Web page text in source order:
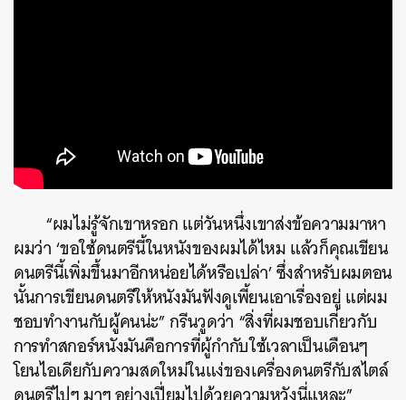
“ผมไม่รู้จักเขาหรอก แต่วันหนึ่งเขาส่งข้อความมาหา
ผมว่า ‘ขอใช้ดนตรีนี้ในหนังของผมได้ไหม แล้วก็คุณเขียน
ดนตรีนี้เพิ่มขึ้นมาอีกหน่อยได้หรือเปล่า’ ซึ่งสำหรับผมตอน
นั้นการเขียนดนตรีให้หนังมันฟังดูเพี้ยนเอาเรื่องอยู่ แต่ผม
ชอบทำงานกับผู้คนน่ะ” กรีนวูดว่า “สิ่งที่ผมชอบเกี่ยวกับ
การทำสกอร์หนังมันคือการที่ผู้กำกับใช้เวลาเป็นเดือนๆ
โยนไอเดียกับความสดใหม่ในแง่ของเครื่องดนตรีกับสไตล์